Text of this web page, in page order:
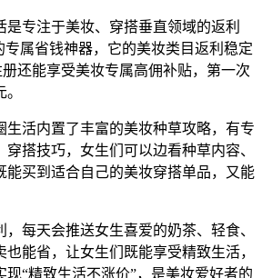
是专注于美妆、穿搭垂直领域的返利
专属省钱神器，它的美妆类目返利稳定
册还能享受美妆专属高佣补贴，第一次
生活内置了丰富的美妆种草攻略，有专
搭技巧，女生们可以边看种草内容、
能买到适合自己的美妆穿搭单品，又能
，每天会推送女生喜爱的奶茶、轻食、
能省，让女生们既能享受精致生活，
现“精致生活不涨价”，是美妆爱好者的